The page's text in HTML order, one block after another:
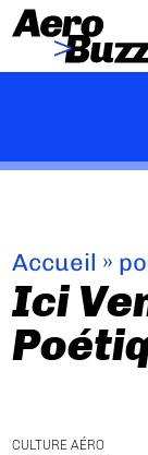
Accueil »
Ici
CULTURE AÉRO